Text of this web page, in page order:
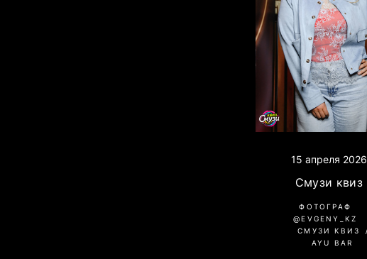
15 апреля 2026
Смузи квиз
ФОТОГРАФ
@EVGENY_KZ
СМУЗИ КВИЗ
AYU BAR